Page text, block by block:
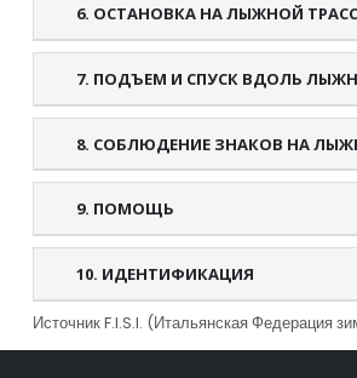
6. ОСТАНОВКА НА ЛЫЖНОЙ
7. ПОДЪЕМ И СПУСК ВДОЛЬ
8. СОБЛЮДЕНИЕ ЗНАКОВ НА
9. ПОМОЩЬ
10. ИДЕНТИФИКАЦИЯ
Источник F.I.S.I. (Итальянская Федерация